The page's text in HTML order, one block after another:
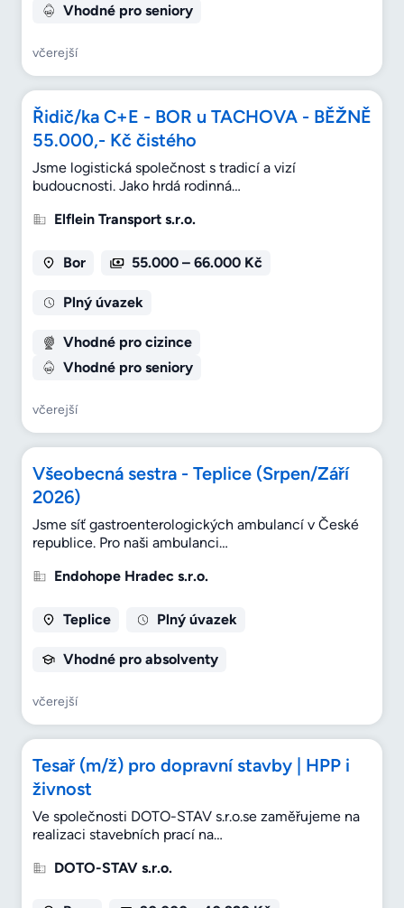
Vhodné pro seniory
včerejší
Řidič/ka C+E - BOR u TACHOVA - BĚŽNĚ
55.000,- Kč čistého
Jsme logistická společnost s tradicí a vizí
budoucnosti. Jako hrdá rodinná…
Elflein Transport s.r.o.
Bor 55.000 – 66.000 Kč
Plný úvazek
Vhodné pro cizince
Vhodné pro seniory
včerejší
Všeobecná sestra - Teplice (Srpen/Září
2026)
Jsme síť gastroenterologických ambulancí v České
republice. Pro naši ambulanci…
Endohope Hradec s.r.o.
Teplice Plný úvazek
Vhodné pro absolventy
včerejší
Tesař (m/ž) pro dopravní stavby | HPP i
živnost
Ve společnosti DOTO-STAV s.r.o.se zaměřujeme na
realizaci stavebních prací na…
DOTO-STAV s.r.o.